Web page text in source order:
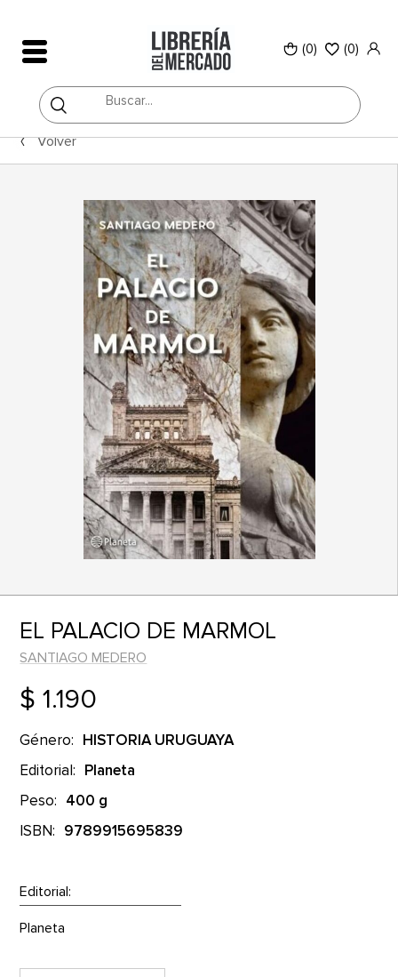
(0) (0)
Volver
EL PALACIO DE MARMOL
SANTIAGO MEDERO
$ 1.190
Género: HISTORIA URUGUAYA
Editorial: Planeta
Peso: 400 g
ISBN: 9789915695839
Editorial: